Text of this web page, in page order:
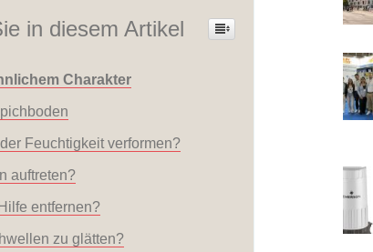
in diesem Artikel
Charakter
Feuchtigkeit verformen?
auftreten?
entfernen?
zu glätten?